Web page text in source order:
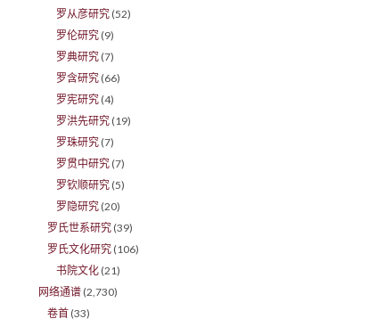
罗从彦研究 (52)
罗伦研究 (9)
罗典研究 (7)
罗含研究 (66)
罗宪研究 (4)
罗洪先研究 (19)
罗珠研究 (7)
罗贯中研究 (7)
罗钦顺研究 (5)
罗隐研究 (20)
罗氏世系研究 (39)
罗氏文化研究 (106)
书院文化 (21)
网络通谱 (2,730)
卷首 (33)